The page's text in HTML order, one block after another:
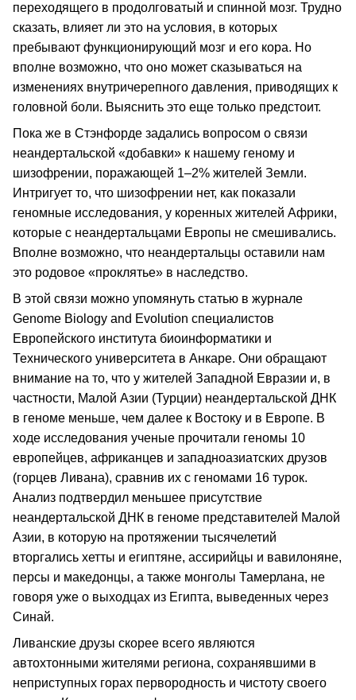
переходящего в продолговатый и спинной мозг. Трудно
сказать, влияет ли это на условия, в которых
пребывают функционирующий мозг и его кора. Но
вполне возможно, что оно может сказываться на
изменениях внутричерепного давления, приводящих к
головной боли. Выяснить это еще только предстоит.
Пока же в Стэнфорде задались вопросом о связи
неандертальской «добавки» к нашему геному и
шизофрении, поражающей 1–2% жителей Земли.
Интригует то, что шизофрении нет, как показали
геномные исследования, у коренных жителей Африки,
которые с неандертальцами Европы не смешивались.
Вполне возможно, что неандертальцы оставили нам
это родовое «проклятье» в наследство.
В этой связи можно упомянуть статью в журнале
Genome Biology and Evolution специалистов
Европейского института биоинформатики и
Технического университета в Анкаре. Они обращают
внимание на то, что у жителей Западной Евразии и, в
частности, Малой Азии (Турции) неандертальской ДНК
в геноме меньше, чем далее к Востоку и в Европе. В
ходе исследования ученые прочитали геномы 10
европейцев, африканцев и западноазиатских друзов
(горцев Ливана), сравнив их с геномами 16 турок.
Анализ подтвердил меньшее присутствие
неандертальской ДНК в геноме представителей Малой
Азии, в которую на протяжении тысячелетий
вторгались хетты и египтяне, ассирийцы и вавилоняне,
персы и македонцы, а также монголы Тамерлана, не
говоря уже о выходцах из Египта, выведенных через
Синай.
Ливанские друзы скорее всего являются
автохтонными жителями региона, сохранявшими в
неприступных горах первородность и чистоту своего